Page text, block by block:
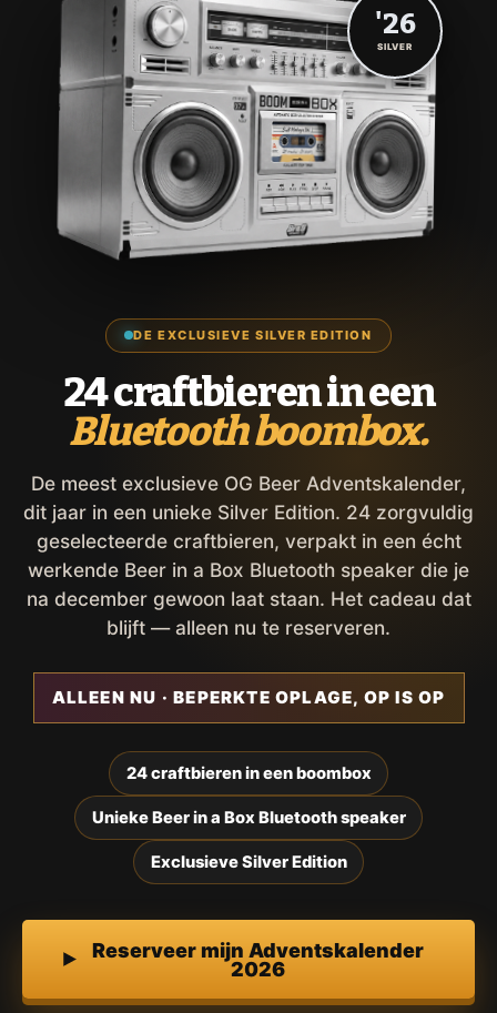
DE EXCLUSIEVE SILVER EDITION
24 craftbieren in een
Bluetooth boombox.
De meest exclusieve OG Beer Adventskalender,
dit jaar in een unieke Silver Edition. 24 zorgvuldig
geselecteerde craftbieren, verpakt in een écht
werkende Beer in a Box Bluetooth speaker die je
na december gewoon laat staan. Het cadeau dat
blijft — alleen nu te reserveren.
ALLEEN NU · BEPERKTE OPLAGE, OP IS OP
24 craftbieren in een boombox
Unieke Beer in a Box Bluetooth speaker
Exclusieve Silver Edition
Reserveer mijn Adventskalender
2026
'26
SILVER